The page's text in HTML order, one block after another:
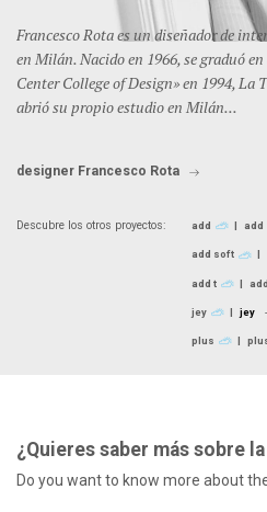
Francesco Rota es un diseñador de
en Milán. Nacido en 1966, se graduó
Center College of Design» en 1994, La
abrió su propio estudio en Milán...
designer Francesco Rota
Descubre los otros proyectos: add
add
add soft
add t
jey
jey
plus
¿Quieres saber más sobre
Do you want to know more about